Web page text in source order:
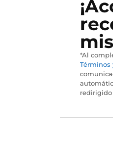
*Al
Términos